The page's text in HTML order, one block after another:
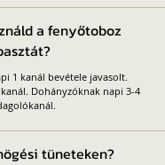
a fenyőtoboz
1 kanál bevétele javasolt.
Dohányzóknak napi 3-4
tüneteken?